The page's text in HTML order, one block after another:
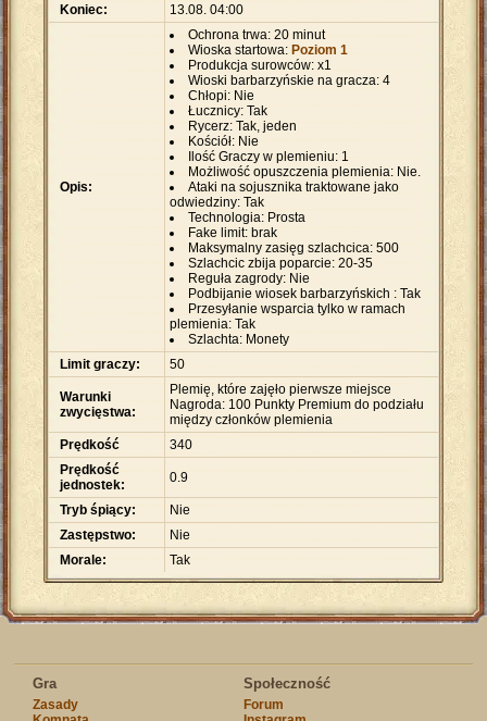
Koniec:
13.08. 04:00
Opis:
Ochrona trwa: 20 minut
Wioska startowa: Poziom 1
Produkcja surowców: x1
Wioski barbarzyńskie na gracza: 4
Chłopi: Nie
Łucznicy: Tak
Rycerz: Tak, jeden
Kościół: Nie
Ilość Graczy w plemieniu: 1
Możliwość opuszczenia plemienia: Nie.
Ataki na sojusznika traktowane jako
odwiedziny: Tak
Technologia: Prosta
Fake limit: brak
Maksymalny zasięg szlachcica: 500
Szlachcic zbija poparcie: 20-35
Reguła zagrody: Nie
Podbijanie wiosek barbarzyńskich : Tak
Przesyłanie wsparcia tylko w ramach
plemienia: Tak
Szlachta: Monety
Limit graczy:
50
Warunki
zwycięstwa:
Plemię, które zajęło pierwsze miejsce
Nagroda: 100 Punkty Premium do podziału
między członków plemienia
Prędkość
340
Prędkość
jednostek:
0.9
Tryb śpiący:
Nie
Zastępstwo:
Nie
Morale:
Tak
Gra
Zasady
Społeczność
Forum